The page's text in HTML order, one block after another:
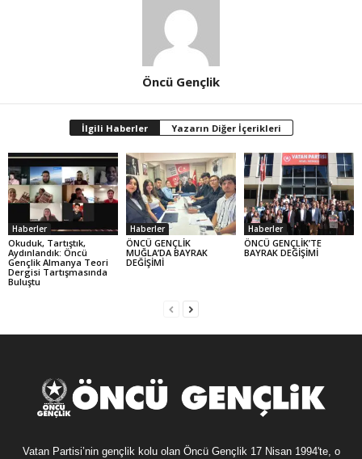
Öncü Gençlik
İlgili Haberler Yazarın Diğer İçerikleri
Haberler
Okuduk, Tartıştık,
Aydınlandık: Öncü
Gençlik Almanya Teori
Dergisi Tartışmasında
Buluştu
Haberler
ÖNCÜ GENÇLİK
MUĞLA’DA BAYRAK
DEĞİŞİMİ
Haberler
ÖNCÜ GENÇLİK’TE
BAYRAK DEĞİŞİMİ
Vatan Partisi’nin gençlik kolu olan Öncü Gençlik 17 Nisan 1994'te, o